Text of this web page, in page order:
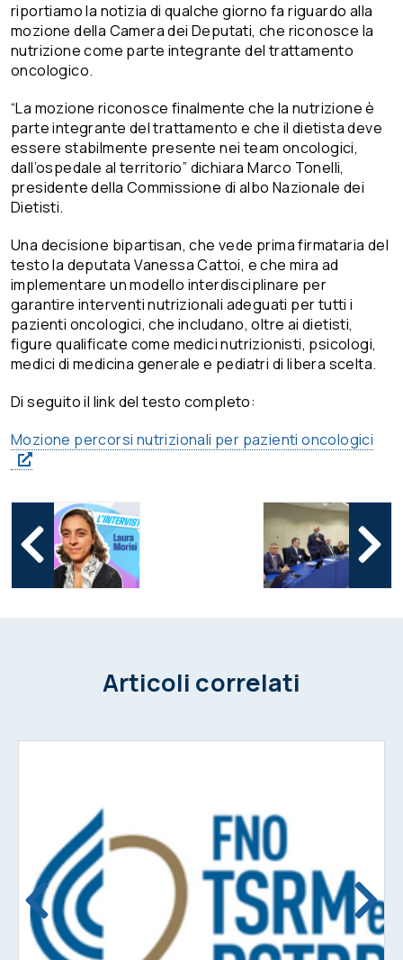
riportiamo la notizia di qualche giorno fa riguardo alla
mozione della Camera dei Deputati, che riconosce la
nutrizione come parte integrante del trattamento
oncologico.
“La mozione riconosce finalmente che la nutrizione è
parte integrante del trattamento e che il dietista deve
essere stabilmente presente nei team oncologici,
dall’ospedale al territorio” dichiara Marco Tonelli,
presidente della Commissione di albo Nazionale dei
Dietisti.
Una decisione bipartisan, che vede prima firmataria del
testo la deputata Vanessa Cattoi, e che mira ad
implementare un modello interdisciplinare per
garantire interventi nutrizionali adeguati per tutti i
pazienti oncologici, che includano, oltre ai dietisti,
figure qualificate come medici nutrizionisti, psicologi,
medici di medicina generale e pediatri di libera scelta.
Di seguito il link del testo completo:
Mozione percorsi nutrizionali per pazienti oncologici
Articoli correlati